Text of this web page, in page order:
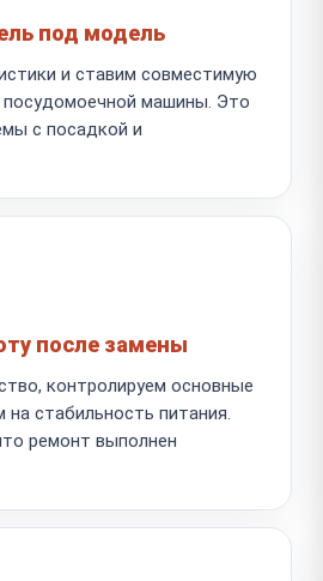
под модель
и ставим совместимую
машины. Это
с посадкой и
после замены
контролируем основные
стабильность питания.
ремонт выполнен